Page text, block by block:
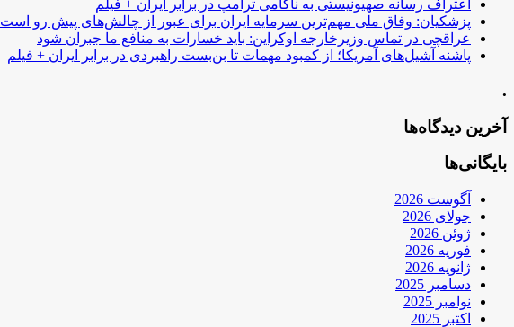
اعتراف رسانه صهیونیستی به ناکامی ترامپ در برابر ایران + فیلم
پزشکیان: وفاق ملی مهم‌ترین سرمایه ایران برای عبور از چالش‌های پیش رو است
عراقچی در تماس وزیرخارجه اوکراین: باید خسارات به منافع ما جبران شود
پاشنه آشیل‌های آمریکا؛ از کمبود مهمات تا بن‌بست راهبردی در برابر ایران + فیلم
.
آخرین دیدگاه‌ها
بایگانی‌ها
آگوست 2026
جولای 2026
ژوئن 2026
فوریه 2026
ژانویه 2026
دسامبر 2025
نوامبر 2025
اکتبر 2025